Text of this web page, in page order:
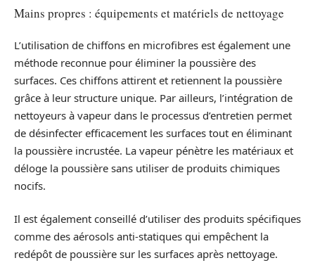
Mains propres : équipements et matériels de nettoyage
L’utilisation de chiffons en microfibres est également une
méthode reconnue pour éliminer la poussière des
surfaces. Ces chiffons attirent et retiennent la poussière
grâce à leur structure unique. Par ailleurs, l’intégration de
nettoyeurs à vapeur dans le processus d’entretien permet
de désinfecter efficacement les surfaces tout en éliminant
la poussière incrustée. La vapeur pénètre les matériaux et
déloge la poussière sans utiliser de produits chimiques
nocifs.
Il est également conseillé d’utiliser des produits spécifiques
comme des aérosols anti-statiques qui empêchent la
redépôt de poussière sur les surfaces après nettoyage.